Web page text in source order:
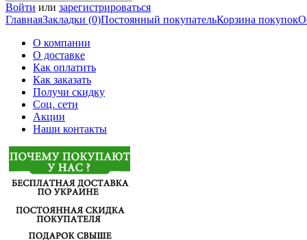
Войти или зарегистрироваться
ГлавнаяЗакладки (0)Постоянный покупательКорзина покупок
О компании
О доставке
Как оплатить
Как заказать
Получи скидку
Соц. сети
Акции
Наши контакты